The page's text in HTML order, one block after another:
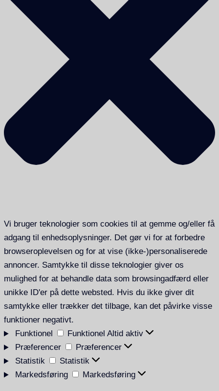
Vi bruger teknologier som cookies til at gemme og/eller få
adgang til enhedsoplysninger. Det gør vi for at forbedre
browseroplevelsen og for at vise (ikke-)personaliserede
annoncer. Samtykke til disse teknologier giver os
mulighed for at behandle data som browsingadfærd eller
unikke ID'er på dette websted. Hvis du ikke giver dit
samtykke eller trækker det tilbage, kan det påvirke visse
funktioner negativt.
Funktionel
Funktionel Altid aktiv
Præferencer
Præferencer
Statistik
Statistik
Markedsføring
Markedsføring